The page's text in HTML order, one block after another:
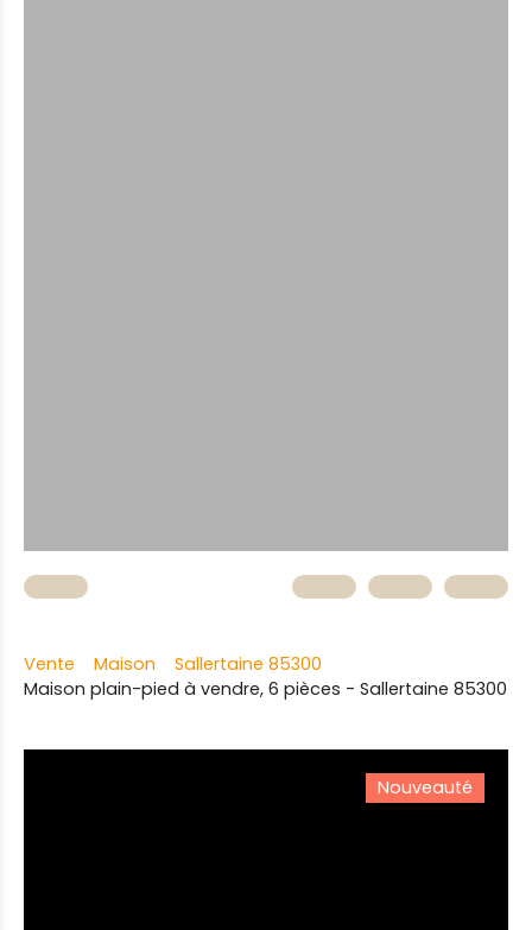
Vente Maison
Sallertaine 85300
Maison plain-pied à vendre, 6 pièces - Sallertaine 85300
Nouveauté